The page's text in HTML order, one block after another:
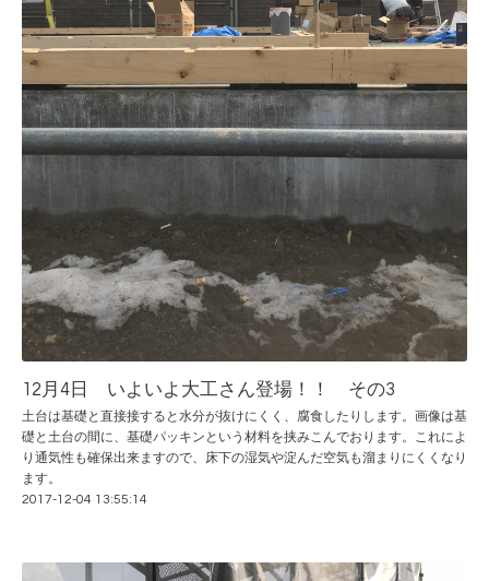
12月4日 いよいよ大工さん登場！！ その3
土台は基礎と直接接すると水分が抜けにくく、腐食したりします。画像は基
礎と土台の間に、基礎パッキンという材料を挟みこんでおります。これによ
り通気性も確保出来ますので、床下の湿気や淀んだ空気も溜まりにくくなり
ます。
2017-12-04 13:55:14